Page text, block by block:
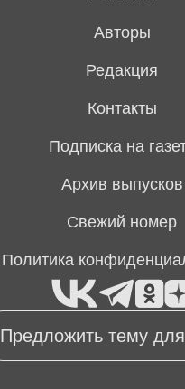
Предложить тему для
Авторы
Редакция
Контакты
Подписка на
Архив выпусков
Свежий номер
Политика